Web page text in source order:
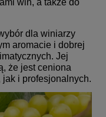
win, a także do
dla winiarzy
aromacie i dobrej
Jej
że jest ceniona
i profesjonalnych.